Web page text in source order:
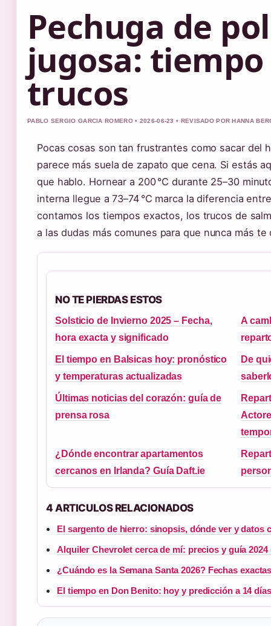
Pechuga de
jugosa:
trucos
PABLO SERGIO GARCIA ROMERO • 2026-06-23 • REVISADO POR HANNA
Pocas cosas son tan frustrantes como sacar del
parece más suela de zapato que cena. Si estás
que hablo. Hornear a 200 °C durante 25–30
interna llegue a 73–74 °C marca la diferencia
contamos los tiempos exactos, los trucos de
a las dudas más comunes para que nunca más te
NO TE PIERDAS ESTOS
Solsticio de Invierno 2025 – Fecha,
hora exacta y significado
A
El tiempo en Balsicas hoy: pronóstico
y temperaturas actualizadas
De
Últimas noticias del corazón: guía de
prensa rosa
¿Dónde encontrar apartamentos
cercanos en Irlanda? Guía Daft.ie
4 ARTICULOS RELACIONADOS
El sargento de hierro: sinopsis, dónde ver y datos
Alquiler Chevrolet cerca de mí: precios y guía 2024
¿Cuándo es la Semana Santa 2026? Fechas
El tiempo en Don Benito: hoy y predicción a 14 días